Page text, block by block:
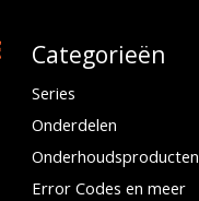
Categorieën
Series
Onderdelen
Onderhoudsproducten
Error Codes en meer